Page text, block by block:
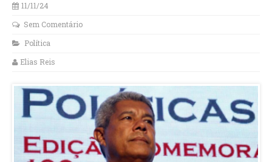
11/11/24
Sem Comentário
Política
Elias Reis